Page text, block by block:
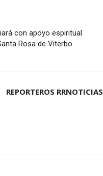
con apoyo espiritual
Rosa de Viterbo
REPORTEROS RRNOTICIAS